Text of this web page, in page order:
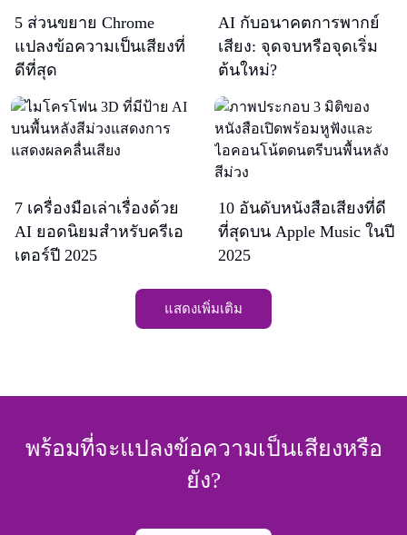
5 ส่วนขยาย Chrome
แปลงข้อความเป็นเสียงที่
ดีที่สุด
AI กับอนาคตการพากย์
เสียง: จุดจบหรือจุดเริ่ม
ต้นใหม่?
7 เครื่องมือเล่าเรื่องด้วย
AI ยอดนิยมสำหรับครีเอ
เตอร์ปี 2025
10 อันดับหนังสือเสียงที่ดี
ที่สุดบน Apple Music ในปี
2025
แสดงเพิ่มเติม
พร้อมที่จะแปลงข้อความเป็นเสียงหรือ
ยัง?